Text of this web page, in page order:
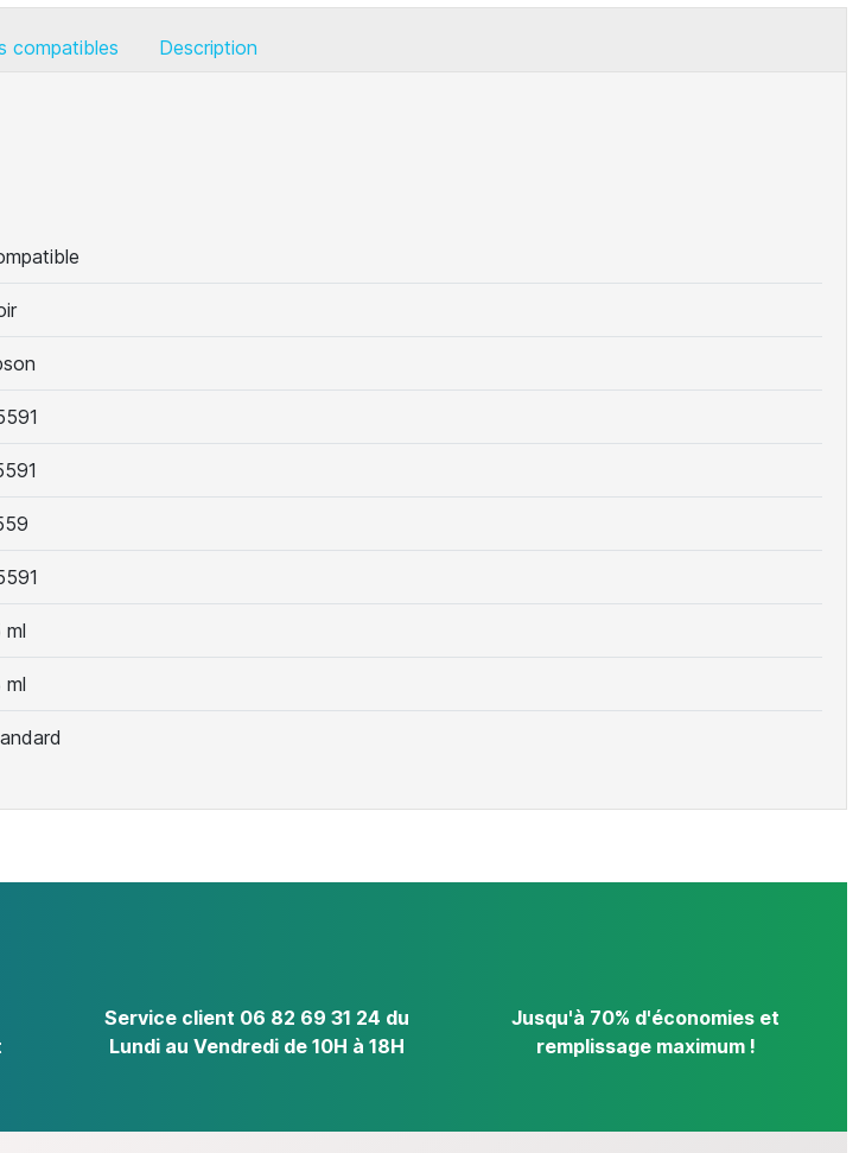
compatibles Description
ml
ml
Service client 06 82 69 31 24 du
Lundi au Vendredi de 10H à 18H
Jusqu'à 70% d'économies et
remplissage maximum !